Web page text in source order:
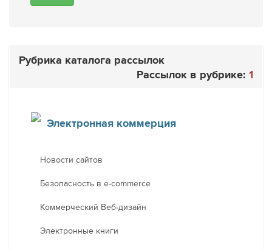
Рубрика каталога рассылок
Рассылок в рубрике: 1
Электронная коммерция
Новости сайтов
Безопасность в e-commerce
Коммерческий Веб-дизайн
Электронные книги